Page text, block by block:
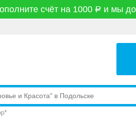
счёт на 1000 руб и мы